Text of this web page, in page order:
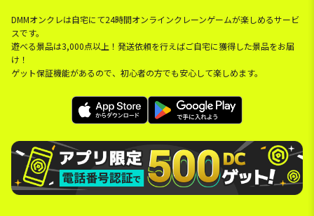
DMMオンクレは自宅にて24時間オンラインクレーンゲームが楽しめるサービ
スです。
遊べる景品は3,000点以上！発送依頼を行えばご自宅に獲得した景品をお届
け！
ゲット保証機能があるので、初心者の方でも安心して楽しめます。